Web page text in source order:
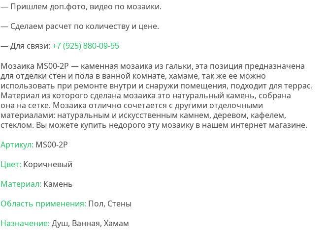
— Пришлем доп.фото, видео по мозаики.
— Сделаем расчет по количеству и цене.
— Для связи: +7 (925) 880-09-55
Мозаика MS00-2P — каменная мозаика из гальки, эта позиция предназначена
для отделки стен и пола в ванной комнате, хамаме, так же ее можно
использовать при ремонте внутри и снаружи помещения, подходит для террас.
Материал из которого сделана мозаика это натуральный камень, собрана
она на сетке. Мозаика отлично сочетается с другими отделочными
материалами: натуральным и искусственным камнем, деревом, кафелем,
стеклом. Вы можете купить недорого эту мозаику в нашем интернет магазине.
Артикул: MS00-2P
Цвет: Коричневый
Материал: Камень
Область применения: Пол, Стены
Назначение: Душ, Ванная, Хамам